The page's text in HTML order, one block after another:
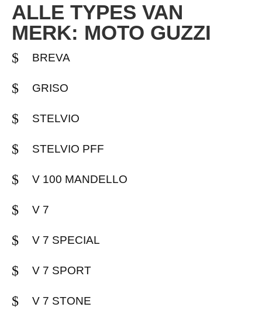
ALLE TYPES VAN
MERK: MOTO GUZZI
BREVA
GRISO
STELVIO
STELVIO PFF
V 100 MANDELLO
V 7
V 7 SPECIAL
V 7 SPORT
V 7 STONE